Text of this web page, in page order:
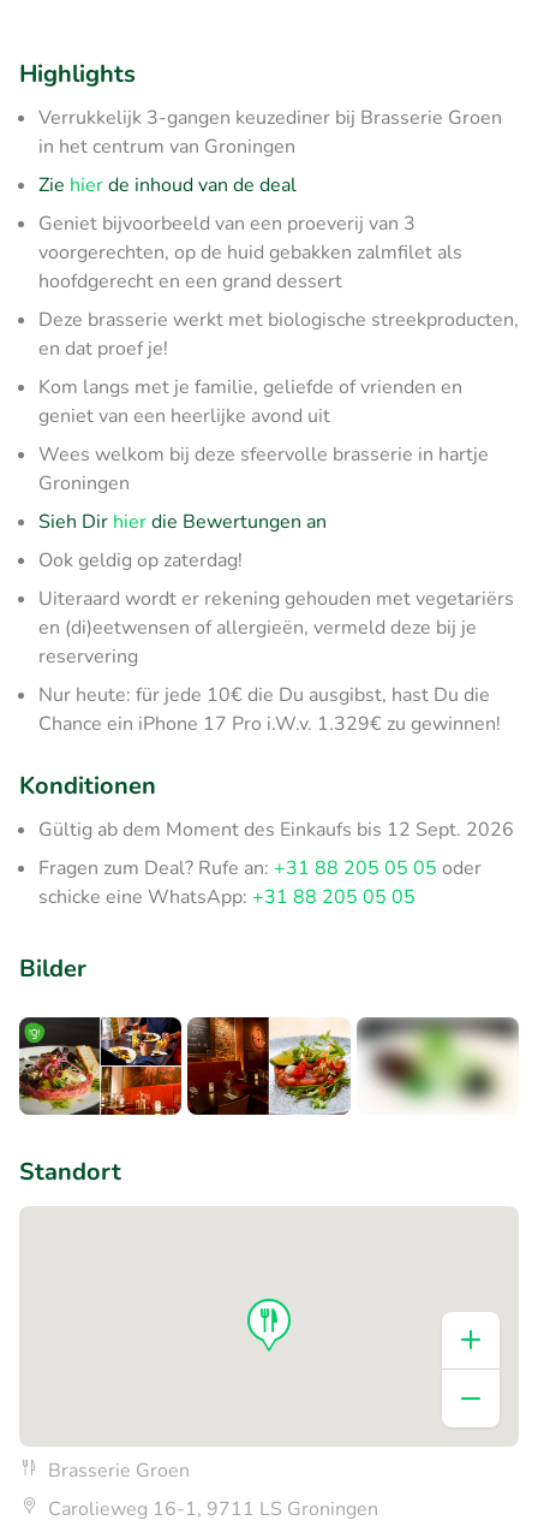
Highlights
Verrukkelijk 3-gangen keuzediner bij Brasserie Groen
in het centrum van Groningen
Zie hierde inhoud van de deal
Geniet bijvoorbeeld van een proeverij van 3
voorgerechten, op de huid gebakken zalmfilet als
hoofdgerecht en een grand dessert
Deze brasserie werkt met biologische streekproducten,
en dat proef je!
Kom langs met je familie, geliefde of vrienden en
geniet van een heerlijke avond uit
Wees welkom bij deze sfeervolle brasserie in hartje
Groningen
Sieh Dir hierdie Bewertungen an
Ook geldig op zaterdag!
Uiteraard wordt er rekening gehouden met vegetariërs
en (di)eetwensen of allergieën, vermeld deze bij je
reservering
Nur heute: für jede 10€ die Du ausgibst, hast Du die
Chance ein iPhone 17 Pro i.W.v. 1.329€ zu gewinnen!
Konditionen
Gültig ab dem Moment des Einkaufs bis 12 Sept. 2026
Fragen zum Deal? Rufe an: +31 88 205 05 05 oder
schicke eine WhatsApp: +31 88 205 05 05
Bilder
Standort
Brasserie Groen
Carolieweg 16-1, 9711 LS Groningen